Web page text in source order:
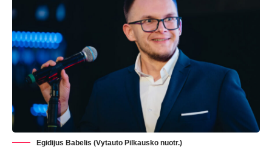
Egidijus Babelis (Vytauto Pilkausko nuotr.)